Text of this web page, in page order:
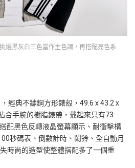
選黑灰白三色當作主色調，再搭配亮色系
經典不鏽鋼方形錶殼，49.6 x 43.2 x
合手腕的樹脂錶帶，戴起來只有73
配黑色反轉液晶螢幕顯示、耐衝擊構
秒碼表、倒數計時、鬧鈴、全自動月
時尚的造型使整體搭配多了一個重